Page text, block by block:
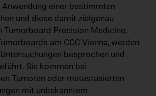
einer bestimmten
und diese damit zielgenau
Tumorboard Precision Medicine,
am CCC Vienna, werden
besprochen und
Sie kommen bei
Tumoren oder metastasierten
mit unbekanntem